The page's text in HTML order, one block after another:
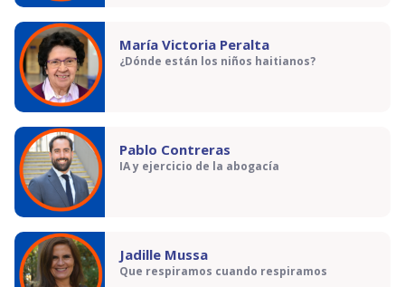
María Victoria Peralta
¿Dónde están los niños haitianos?
Pablo Contreras
IA y ejercicio de la abogacía
Jadille Mussa
Que respiramos cuando respiramos